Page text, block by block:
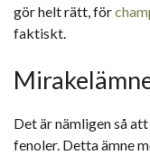
gör helt rätt, för
faktiskt.
Det är nämligen så
fenoler. Detta ämne